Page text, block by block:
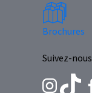
Brochures
Suivez-nous